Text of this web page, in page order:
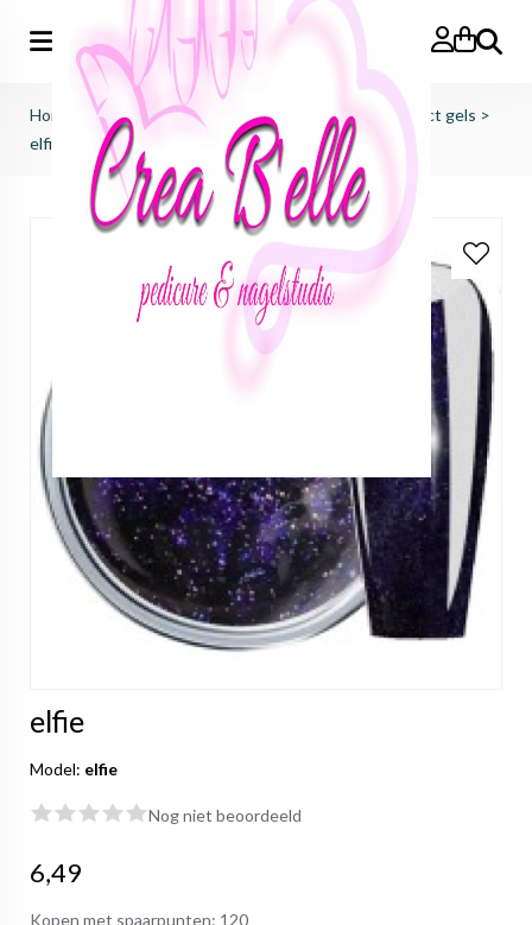
Zoeken
Home just nails (importeur benelux) colorgels effect gels >
elfie
elfie
Model: elfie
Nog niet beoordeeld
6,49
Kopen met spaarpunten: 120